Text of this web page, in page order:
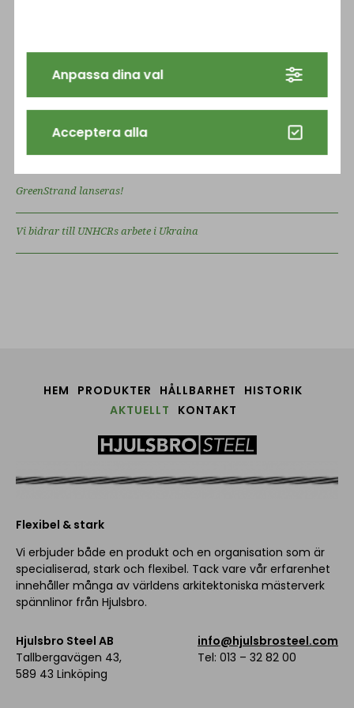
Ny satsning inom bergsförstärkning 17,8mm
Solcellsanläggning i drift
GreenStrand lanseras!
Vi bidrar till UNHCRs arbete i Ukraina
HEM PRODUKTER HÅLLBARHET
HISTORIK
AKTUELLT
KONTAKT
Flexibel & stark
Vi erbjuder både en produkt och en organisation som är
specialiserad, stark och flexibel. Tack vare vår erfarenhet
innehåller många av världens arkitektoniska mästerverk
spännlinor från Hjulsbro.
Hjulsbro Steel AB
Tallbergavägen 43,
589 43 Linköping
info@hjulsbrosteel.com
Tel: 013 – 32 82 00
Anpassa dina val
Acceptera alla